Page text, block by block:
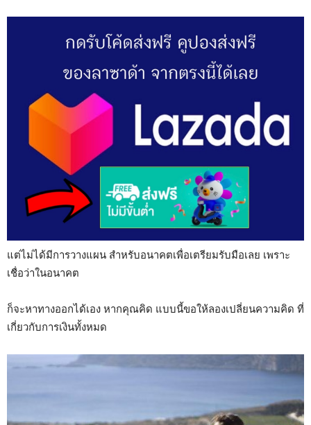
แต่ไม่ได้มีการวางแผน สำหรับอนาคตเพื่อเตรียมรับมือเลย เพราะ
เชื่อว่าในอนาคต
ก็จะหาทางออกได้เอง หากคุณคิด แบบนี้ขอให้ลองเปลี่ยนความคิด ที่
เกี่ยวกับการเงินทั้งหมด